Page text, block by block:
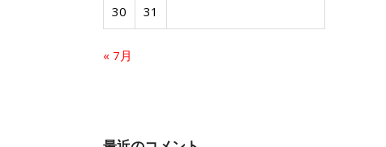
30 31
« 7月